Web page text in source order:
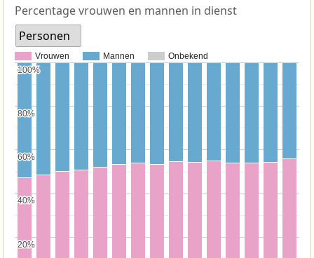
Percentage vrouwen en mannen in dienst
Personen
Vrouwen Mannen Onbekend
20%
20%
40%
40%
60%
60%
80%
80%
100%
100%